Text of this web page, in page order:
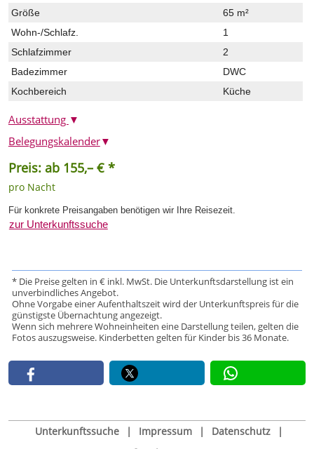
Größe
65 m²
Wohn-/Schlafz.
1
Schlafzimmer
2
Badezimmer
DWC
Kochbereich
Küche
Ausstattung ▼
Preis: ab 155,– € *
pro Nacht
Für konkrete Preisangaben benötigen wir Ihre Reisezeit.
zur Unterkunftssuche
Belegungskalender▼
* Die Preise gelten in € inkl. MwSt. Die Unterkunftsdarstellung ist ein
unverbindliches Angebot.
Ohne Vorgabe einer Aufenthaltszeit wird der Unterkunftspreis für die
günstigste Übernachtung angezeigt.
Wenn sich mehrere Wohneinheiten eine Darstellung teilen, gelten die
Fotos auszugsweise. Kinderbetten gelten für Kinder bis 36 Monate.
Unterkunftssuche | Impressum | Datenschutz
|